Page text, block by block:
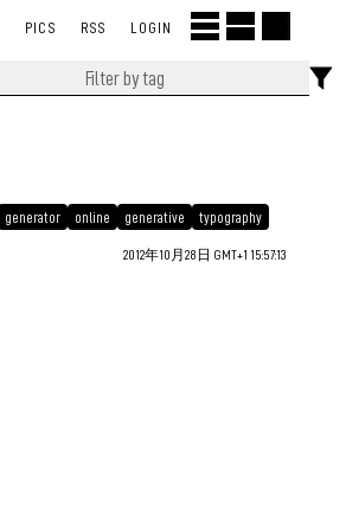
PICS RSS LOGIN
generator online generative typography
2012年10月28日 GMT+1 15:57:13